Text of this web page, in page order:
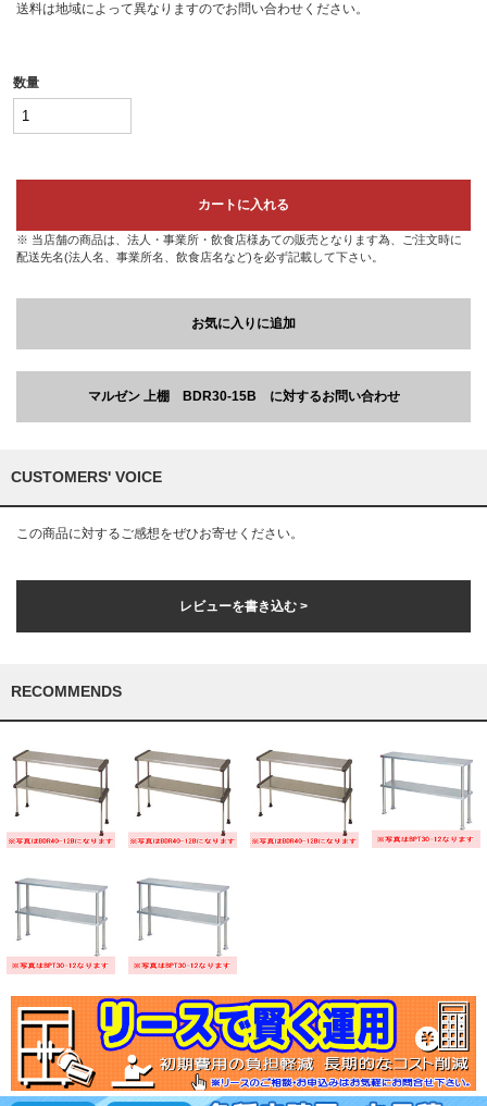
送料は地域によって異なりますのでお問い合わせください。
数量
カートに入れる
※ 当店舗の商品は、法人・事業所・飲食店様あての販売となります為、ご注文時に
配送先名(法人名、事業所名、飲食店名など)を必ず記載して下さい。
お気に入りに追加
マルゼン 上棚 BDR30-15B に対するお問い合わせ
CUSTOMERS' VOICE
この商品に対するご感想をぜひお寄せください。
レビューを書き込む >
RECOMMENDS